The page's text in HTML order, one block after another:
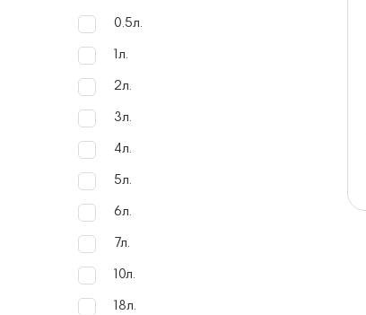
0.5л.
1л.
2л.
3л.
4л.
5л.
6л.
7л.
10л.
18л.